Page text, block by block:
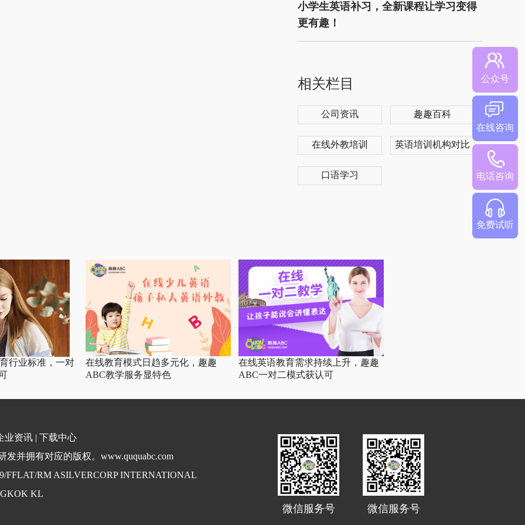
小学生英语补习，全新课程让学习变得
更有趣！
相关栏目
公司资讯 趣趣百科
在线外教培训 英语培训机构对比
口语学习
行业标准，一对
在线教育模式日趋多元化，趣趣
ABC教学服务显特色
在线英语教育需求持续上升，趣趣
ABC一对二模式获认可
业资讯 | 下载中心
并拥有对应的版权。www.ququabc.com
FFLAT/RM ASILVERCORP INTERNATIONAL
KL
微信服务号 微信服务号
公众号
在线咨询
电话咨询
免费试听